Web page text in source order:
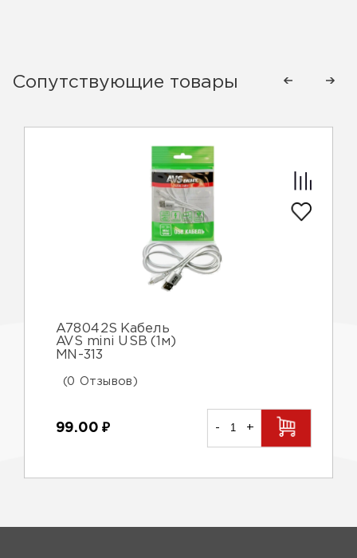
Сопутствующие товары
A78042S Кабель
AVS mini USB (1м)
MN-313
(0 Отзывов)
99.00 ₽ - +